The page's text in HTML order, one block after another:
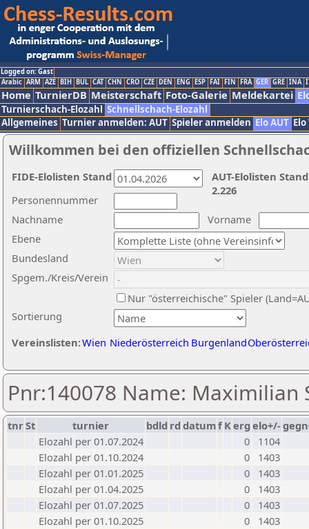
Logged on: Gast
Arabic ARM AZE BIH BUL CAT CHN CRO CZE DEN ENG ESP FAI FIN FRA GER GRE INA
Home TurnierDB Meisterschaft Foto-Galerie Meldekartei
Turnierschach-Elozahl Schnellschach-Elozahl
Allgemeines Turnier anmelden: AUT Spieler anmelden Elo AUT
Willkommen bei den offiziellen
Nachname
Vorname
Ebene
Sortierung
Personennummer
Bundesland
Spgem./Kreis/Verein
Nur "österreichische" Spieler
Vereinslisten:Wien Niederösterreich Burgenland
AUT-Elolisten
2.226
FIDE-Elolisten Stand
Pnr:140078 Name: Maximilian
tnrSt turnier bdld rd datumf Kerg elo+/-
Elozahl per 01.07.2024
0
1104
Elozahl per 01.10.2024
0
1403
Elozahl per 01.01.2025
0
1403
Elozahl per 01.04.2025
0
1403
Elozahl per 01.07.2025
0
1403
Elozahl per 01.10.2025
0
1403